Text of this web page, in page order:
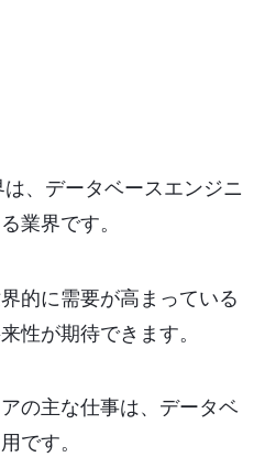
は、データベースエンジニ
業界です。
的に需要が高まっている
性が期待できます。
の主な仕事は、データベ
です。